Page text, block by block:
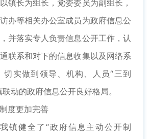
长为组长，党委委员为副组长，
办等相关办公室成员为政府信息公
并落实专人负责信息公开工作，认
联系和对下的信息收集以及网络系
切实做到领导、机构、人员“三到
动的政府信息公开良好格局。
更加完善
健全了“政府信息主动公开制